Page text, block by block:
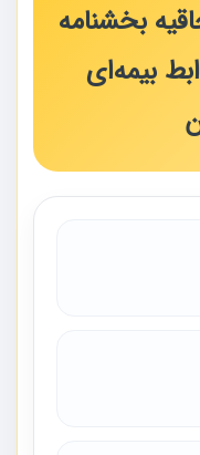
بخشنامه
بیمه‌ای